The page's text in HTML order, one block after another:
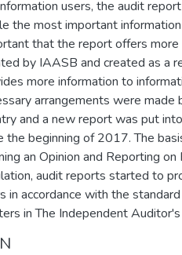
users, the audit
the most important
that the report offers
by IAASB and created as a
more information to
arrangements were
and a new report was put
the beginning of 2017. The
an Opinion and Reporting
audit reports started to
in accordance with the
in The Independent Auditor's